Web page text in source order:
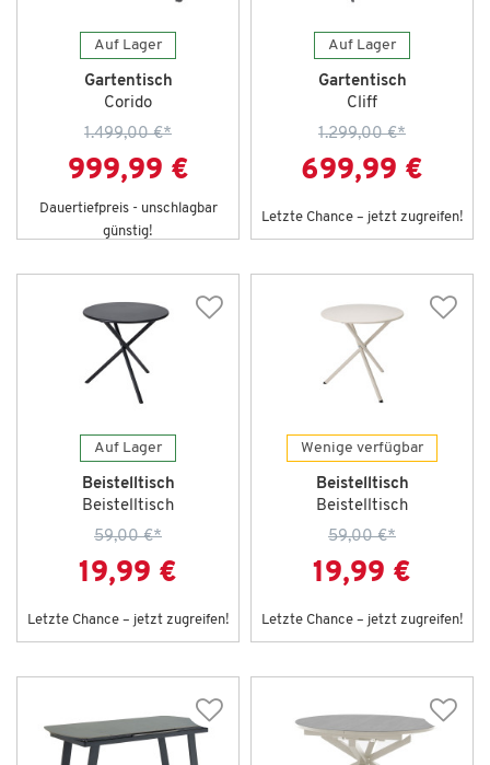
Auf Lager
Gartentisch
Corido
1.499,00 €*
999,99 €
Dauertiefpreis - unschlagbar
günstig!
Auf Lager
Gartentisch
Cliff
1.299,00 €*
699,99 €
Letzte Chance – jetzt zugreifen!
Auf Lager
Beistelltisch
Beistelltisch
59,00 €*
19,99 €
Letzte Chance – jetzt zugreifen!
Wenige verfügbar
Beistelltisch
Beistelltisch
59,00 €*
19,99 €
Letzte Chance – jetzt zugreifen!